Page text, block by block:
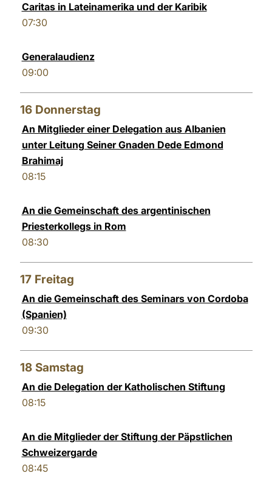
Caritas in Lateinamerika und der Karibik
07:30
Generalaudienz
09:00
16 Donnerstag
An Mitglieder einer Delegation aus Albanien
unter Leitung Seiner Gnaden Dede Edmond
Brahimaj
08:15
An die Gemeinschaft des argentinischen
Priesterkollegs in Rom
08:30
17 Freitag
An die Gemeinschaft des Seminars von Cordoba
(Spanien)
09:30
18 Samstag
An die Delegation der Katholischen Stiftung
08:15
An die Mitglieder der Stiftung der Päpstlichen
Schweizergarde
08:45